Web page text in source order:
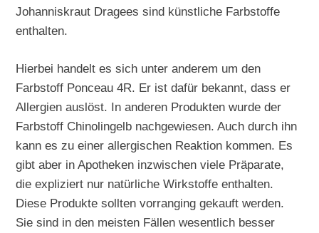
Johanniskraut Dragees sind künstliche Farbstoffe
enthalten.
Hierbei handelt es sich unter anderem um den
Farbstoff Ponceau 4R. Er ist dafür bekannt, dass er
Allergien auslöst. In anderen Produkten wurde der
Farbstoff Chinolingelb nachgewiesen. Auch durch ihn
kann es zu einer allergischen Reaktion kommen. Es
gibt aber in Apotheken inzwischen viele Präparate,
die expliziert nur natürliche Wirkstoffe enthalten.
Diese Produkte sollten vorranging gekauft werden.
Sie sind in den meisten Fällen wesentlich besser